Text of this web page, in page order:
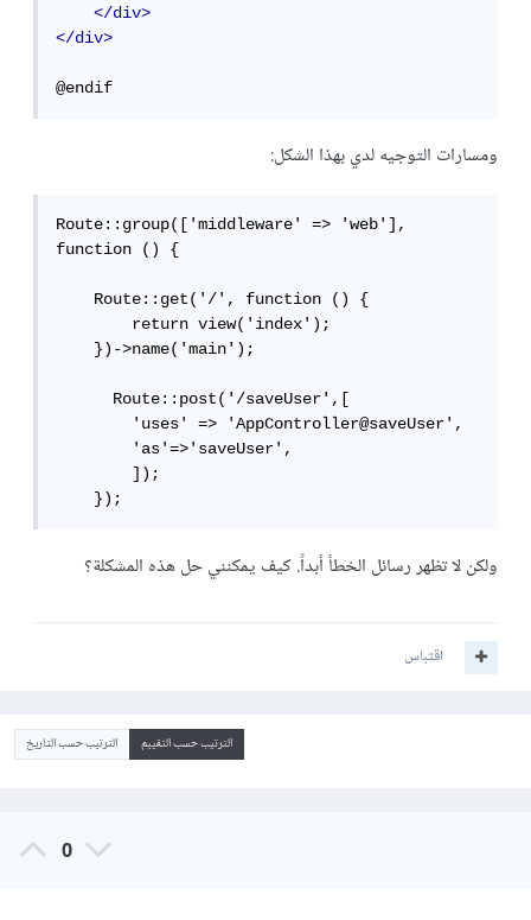
</div>
</div>
@endif
ومسارات التوجيه لدي بهذا الشكل:
Route::group(['middleware' => 'web'],
function () {
    Route::get('/', function () {
        return view('index');
    })->name('main');
      Route::post('/saveUser',[
        'uses' => 'AppController@saveUser',
        'as'=>'saveUser',
        ]);
    });
ولكن لا تظهر رسائل الخطأ أبداً. كيف يمكنني حل هذه المشكلة؟
اقتباس
الترتيب حسب التقييم الترتيب حسب التاريخ
0